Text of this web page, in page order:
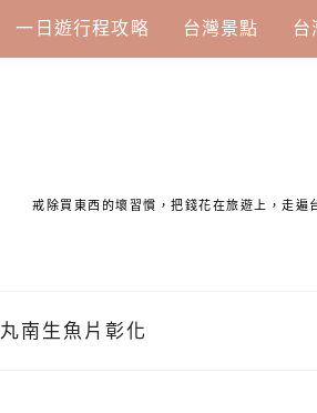
一日遊行程攻略 台灣景點 台
戒除買東西的壞習慣，把錢花在旅遊上，走遍
丸南生魚片彰化